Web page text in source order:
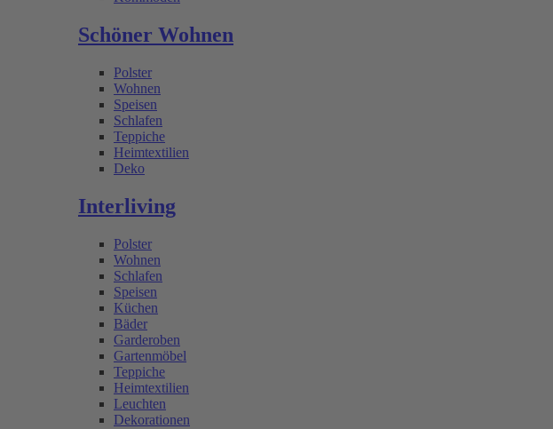
Schöner Wohnen
Polster
Wohnen
Speisen
Schlafen
Teppiche
Heimtextilien
Deko
Interliving
Polster
Wohnen
Schlafen
Speisen
Küchen
Bäder
Garderoben
Gartenmöbel
Teppiche
Heimtextilien
Leuchten
Dekorationen